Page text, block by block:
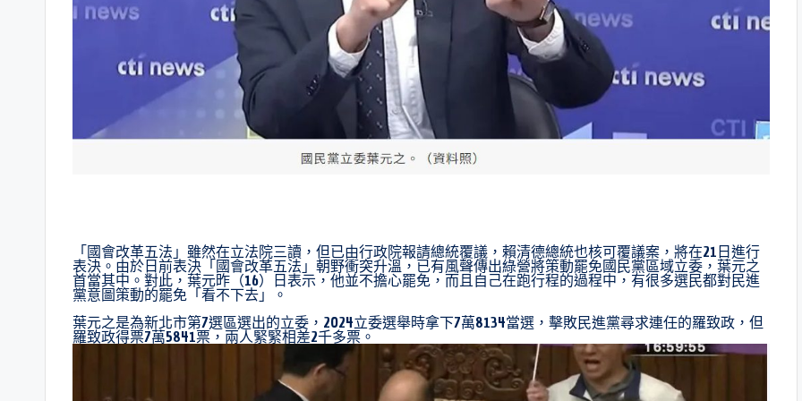
「國會改革五法」雖然在立法院三讀，但已由行政院報請總統覆議，賴清德總統也核可覆議案，將在21日進行
表決。由於日前表決「國會改革五法」朝野衝突升溫，已有風聲傳出綠營將策動罷免國民黨區域立委，葉元之
首當其中。對此，葉元昨（16）日表示，他並不擔心罷免，而且自己在跑行程的過程中，有很多選民都對民進
黨意圖策動的罷免「看不下去」。
葉元之是為新北市第7選區選出的立委，2024立委選舉時拿下7萬8134當選，擊敗民進黨尋求連任的羅致政，但
羅致政得票7萬5841票，兩人緊緊相差2千多票。